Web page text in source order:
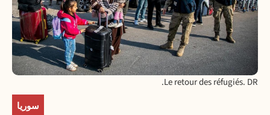
Le retour des réfugiés. DR.
سوريا